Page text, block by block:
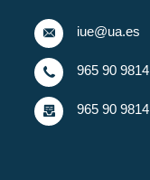
iue@ua.es
965 90 9814
965 90 9814